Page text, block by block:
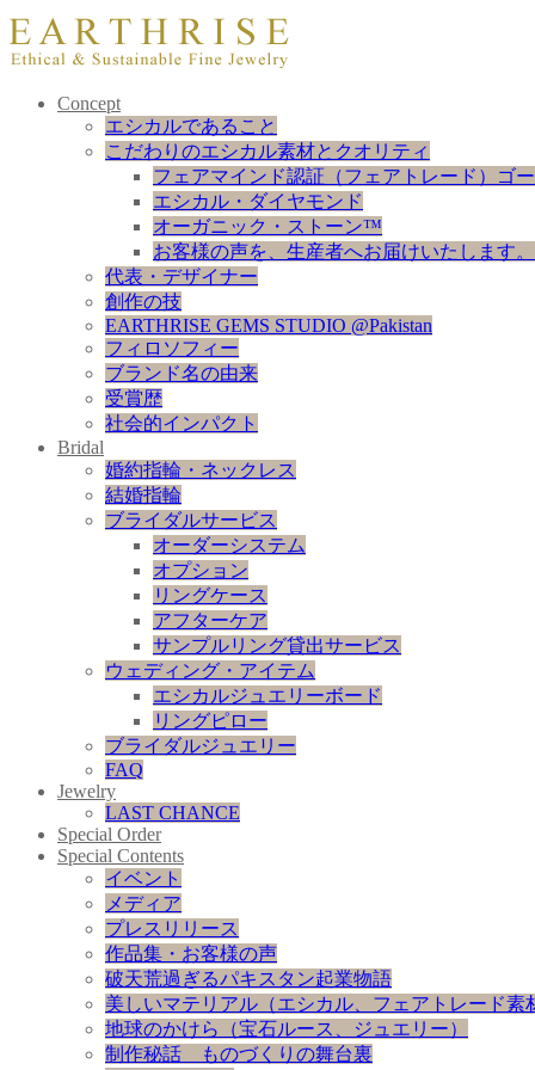
Concept
エシカルであること
こだわりのエシカル素材とクオリティ
フェアマインド認証（フェアトレード）ゴ
エシカル・ダイヤモンド
オーガニック・ストーン™
お客様の声を、生産者へお届けいたします。
代表・デザイナー
創作の技
EARTHRISE GEMS STUDIO @Pakistan
フィロソフィー
ブランド名の由来
受賞歴
社会的インパクト
Bridal
婚約指輪・ネックレス
結婚指輪
ブライダルサービス
オーダーシステム
オプション
リングケース
アフターケア
サンプルリング貸出サービス
ウェディング・アイテム
エシカルジュエリーボード
リングピロー
ブライダルジュエリー
FAQ
Jewelry
LAST CHANCE
Special Order
Special Contents
イベント
メディア
プレスリリース
作品集・お客様の声
破天荒過ぎるパキスタン起業物語
美しいマテリアル（エシカル、フェアトレード素
地球のかけら（宝石ルース、ジュエリー）
制作秘話 ものづくりの舞台裏